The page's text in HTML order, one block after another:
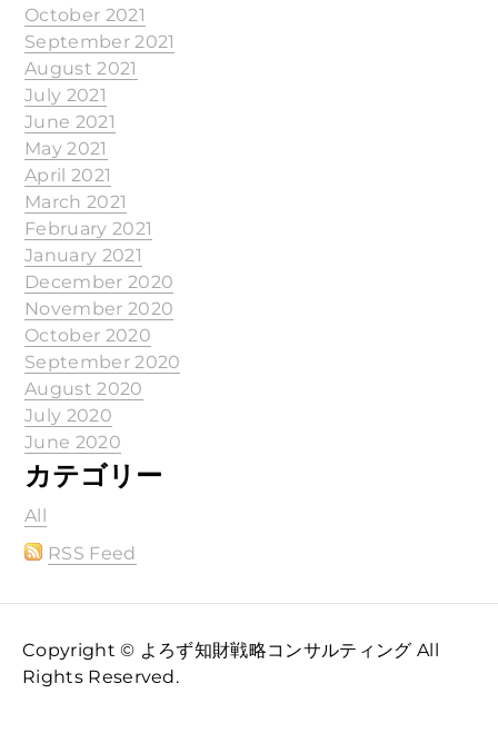
October 2021
September 2021
August 2021
July 2021
June 2021
May 2021
April 2021
March 2021
February 2021
January 2021
December 2020
November 2020
October 2020
September 2020
August 2020
July 2020
June 2020
カテゴリー
All
RSS Feed
Copyright © よろず知財戦略コンサルティング All
Rights Reserved.